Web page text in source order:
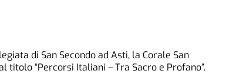
di San Secondo ad Asti, la Corale San
titolo “Percorsi Italiani – Tra Sacro e Profano”.